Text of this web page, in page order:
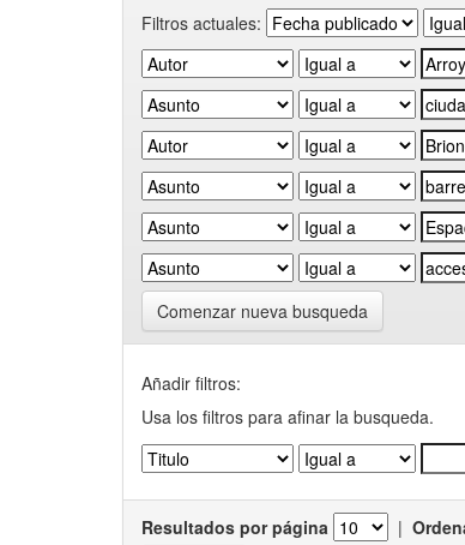
Filtros actuales:
Comenzar nueva busqueda
Añadir filtros:
Usa los filtros para afinar la busqueda.
Resultados por página |